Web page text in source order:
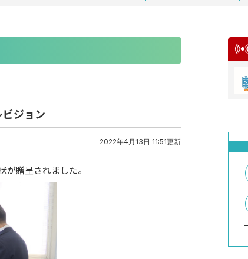
ジョン
2022年4月13日 11:51更新
贈呈されました。